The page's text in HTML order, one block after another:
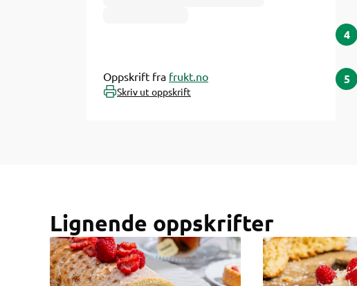
Oppskrift fra frukt.no
Skriv ut oppskrift
4
5
Lignende oppskrifter